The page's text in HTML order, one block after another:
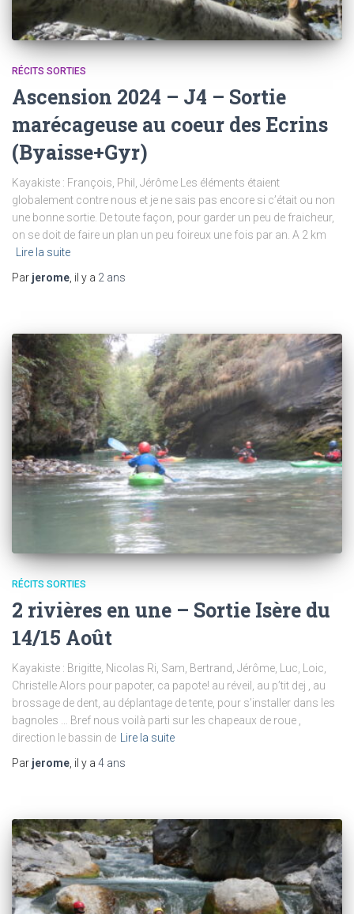
RÉCITS SORTIES
Ascension 2024 – J4 – Sortie
marécageuse au coeur des Ecrins
(Byaisse+Gyr)
Kayakiste : François, Phil, Jérôme Les éléments étaient
globalement contre nous et je ne sais pas encore si c’était ou non
une bonne sortie. De toute façon, pour garder un peu de fraicheur,
on se doit de faire un plan un peu foireux une fois par an. A 2 km
Lire la suite
Par jerome , il y a 2 ans
RÉCITS SORTIES
2 rivières en une – Sortie Isère du
14/15 Août
Kayakiste : Brigitte, Nicolas Ri, Sam, Bertrand, Jérôme, Luc, Loic,
Christelle Alors pour papoter, ca papote! au réveil, au p’tit dej , au
brossage de dent, au déplantage de tente, pour s’installer dans les
bagnoles … Bref nous voilà parti sur les chapeaux de roue ,
direction le bassin de Lire la suite
Par jerome, il y a 4 ans